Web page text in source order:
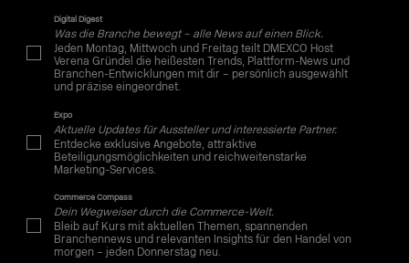
Digital Digest
Was die Branche bewegt – alle News auf einen Blick.
Jeden Montag, Mittwoch und Freitag teilt DMEXCO Host
Verena Gründel die heißesten Trends, Plattform-News und
Branchen-Entwicklungen mit dir – persönlich ausgewählt
und präzise eingeordnet.
Expo
Aktuelle Updates für Aussteller und interessierte Partner.
Entdecke exklusive Angebote, attraktive
Beteiligungsmöglichkeiten und reichweitenstarke
Marketing-Services.
Commerce Compass
Dein Wegweiser durch die Commerce-Welt.
Bleib auf Kurs mit aktuellen Themen, spannenden
Branchennews und relevanten Insights für den Handel von
morgen – jeden Donnerstag neu.